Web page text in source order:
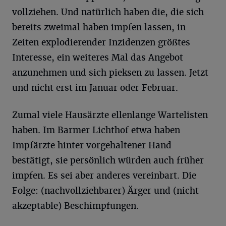
vollziehen. Und natürlich haben die, die sich
bereits zweimal haben impfen lassen, in
Zeiten explodierender Inzidenzen größtes
Interesse, ein weiteres Mal das Angebot
anzunehmen und sich pieksen zu lassen. Jetzt
und nicht erst im Januar oder Februar.
Zumal viele Hausärzte ellenlange Wartelisten
haben. Im Barmer Lichthof etwa haben
Impfärzte hinter vorgehaltener Hand
bestätigt, sie persönlich würden auch früher
impfen. Es sei aber anderes vereinbart. Die
Folge: (nachvollziehbarer) Ärger und (nicht
akzeptable) Beschimpfungen.